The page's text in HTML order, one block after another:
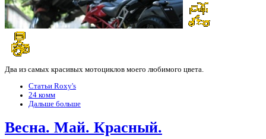
Два из самых красивых мотоциклов моего любимого цвета.
Статьи Roxy's
24 комм
Дальше больше
Весна. Май. Красный.